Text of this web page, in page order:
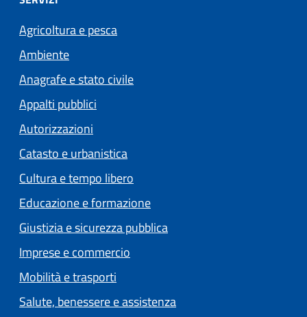
Agricoltura e pesca
Ambiente
Anagrafe e stato civile
Appalti pubblici
Autorizzazioni
Catasto e urbanistica
Cultura e tempo libero
Educazione e formazione
Giustizia e sicurezza pubblica
Imprese e commercio
Mobilità e trasporti
Salute, benessere e assistenza